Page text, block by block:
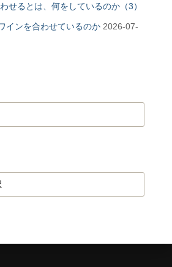
せるとは、何をしているのか（3）
インを合わせているのか 2026-07-